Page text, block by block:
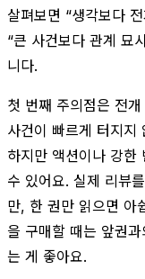
살펴보면 “생각보다
“큰 사건보다 관계 묘
니다.
첫 번째 주의점은 전
사건이 빠르게 터지지
하지만 액션이나 강한
수 있어요. 실제 리뷰
만, 한 권만 읽으면 아
을 구매할 때는 앞권
는 게 좋아요.